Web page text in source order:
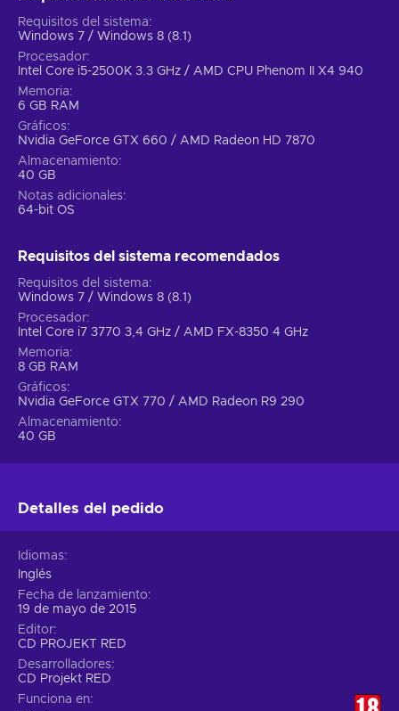
Requisitos del sistema
Windows 7 / Windows 8 (8.1)
Procesador
Intel Core i5-2500K 3.3 GHz / AMD CPU Phenom II X4 940
Memoria
6 GB RAM
Gráficos
Nvidia GeForce GTX 660 / AMD Radeon HD 7870
Almacenamiento
40 GB
Notas adicionales
64-bit OS
Requisitos del sistema recomendados
Requisitos del sistema
Windows 7 / Windows 8 (8.1)
Procesador
Intel Core i7 3770 3,4 GHz / AMD FX-8350 4 GHz
Memoria
8 GB RAM
Gráficos
Nvidia GeForce GTX 770 / AMD Radeon R9 290
Almacenamiento
40 GB
Detalles del pedido
Idiomas
Inglés
Fecha de lanzamiento
19 de mayo de 2015
Editor
CD PROJEKT RED
Desarrolladores
CD Projekt RED
Funciona en